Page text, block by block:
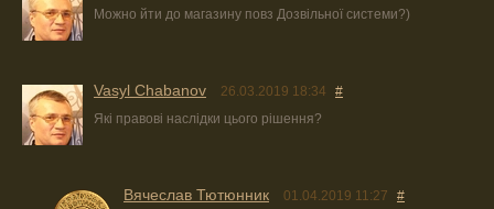
Можно йти до магазину повз Дозвільної системи?)
Vasyl Chabanov 26.03.2019 18:34
#
Які правові наслідки цього рішення?
Вячеслав Тютюнник 01.04.2019 11:27
#